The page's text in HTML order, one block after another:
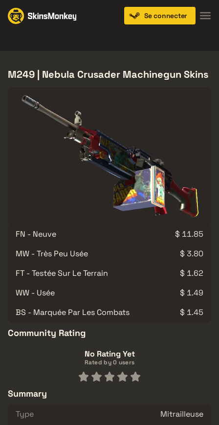
Se connecter
M249 | Nebula Crusader Machinegun Skins
FN - Neuve
$ 11.85
MW - Très Peu Usée
$ 3.80
FT - Testée Sur Le Terrain
$ 1.62
WW - Usée
$ 1.49
BS - Marquée Par Les Combats
$ 1.45
Community Rating
No Rating Yet
Rated by 0 users
Summary
Type
Mitrailleuse